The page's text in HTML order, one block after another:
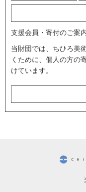
支援会員・寄付のご案
当財団では、ちひろ美
くために、個人の方の
けています。